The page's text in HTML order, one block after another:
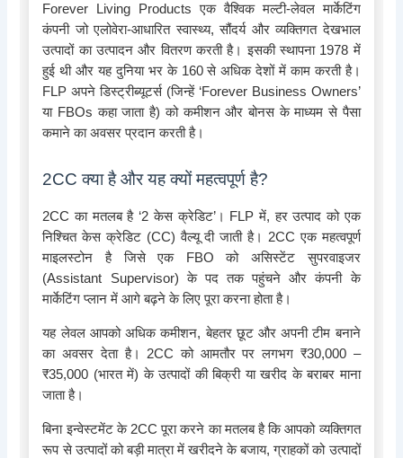
Forever Living Products एक वैश्विक मल्टी-लेवल मार्केटिंग
कंपनी जो एलोवेरा-आधारित स्वास्थ्य, सौंदर्य और व्यक्तिगत देखभाल
उत्पादों का उत्पादन और वितरण करती है। इसकी स्थापना 1978 में
हुई थी और यह दुनिया भर के 160 से अधिक देशों में काम करती है।
FLP अपने डिस्ट्रीब्यूटर्स (जिन्हें ‘Forever Business Owners’
या FBOs कहा जाता है) को कमीशन और बोनस के माध्यम से पैसा
कमाने का अवसर प्रदान करती है।
2CC क्या है और यह क्यों महत्वपूर्ण है?
2CC का मतलब है ‘2 केस क्रेडिट’। FLP में, हर उत्पाद को एक
निश्चित केस क्रेडिट (CC) वैल्यू दी जाती है। 2CC एक महत्वपूर्ण
माइलस्टोन है जिसे एक FBO को असिस्टेंट सुपरवाइजर
(Assistant Supervisor) के पद तक पहुंचने और कंपनी के
मार्केटिंग प्लान में आगे बढ़ने के लिए पूरा करना होता है।
यह लेवल आपको अधिक कमीशन, बेहतर छूट और अपनी टीम बनाने
का अवसर देता है। 2CC को आमतौर पर लगभग ₹30,000 –
₹35,000 (भारत में) के उत्पादों की बिक्री या खरीद के बराबर माना
जाता है।
बिना इन्वेस्टमेंट के 2CC पूरा करने का मतलब है कि आपको व्यक्तिगत
रूप से उत्पादों को बड़ी मात्रा में खरीदने के बजाय, ग्राहकों को उत्पादों